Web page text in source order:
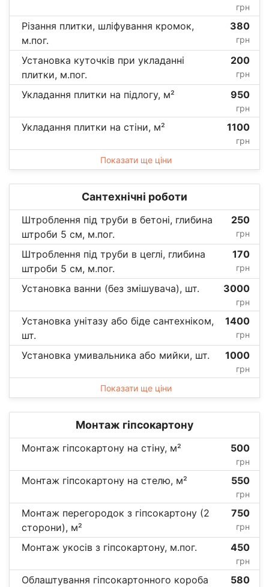
грн
Різання плитки, шліфування кромок,
м.пог.
380
грн
Установка куточків при укладанні
плитки, м.пог.
200
грн
Укладання плитки на підлогу, м² 950
грн
Укладання плитки на стіни, м² 1100
грн
Показати ще ціни
Сантехнічні роботи
Штроблення під труби в бетоні, глибина
штроби 5 см, м.пог.
250
грн
Штроблення під труби в цеглі, глибина
штроби 5 см, м.пог.
170
грн
Установка ванни (без змішувача), шт. 3000
грн
Установка унітазу або біде сантехніком,
шт.
1400
грн
Установка умивальника або мийки, шт. 1000
грн
Показати ще ціни
Монтаж гіпсокартону
Монтаж гіпсокартону на стіну, м² 500
грн
Монтаж гіпсокартону на стелю, м² 550
грн
Монтаж перегородок з гіпсокартону (2
сторони), м²
750
грн
Монтаж укосів з гіпсокартону, м.пог. 450
грн
Облаштування гіпсокартонного короба
580